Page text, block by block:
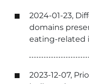
2024-01-23,
domains
eating-related
2023-12-07,